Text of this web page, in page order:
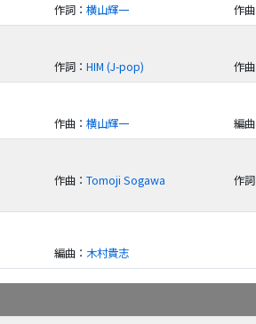
作詞 ：横山輝一 作曲
作詞 ：HIM (J-pop) 作曲
作曲 ：横山輝一 編曲
作曲 ：Tomoji Sogawa 作詞
編曲 ： 木村貴志